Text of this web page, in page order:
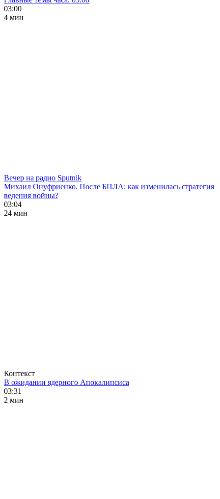
03:00
4 мин
Вечер на радио Sputnik
Михаил Онуфриенко. После БПЛА: как изменилась стратегия
ведения войны?
03:04
24 мин
Контекст
В ожидании ядерного Апокалипсиса
03:31
2 мин